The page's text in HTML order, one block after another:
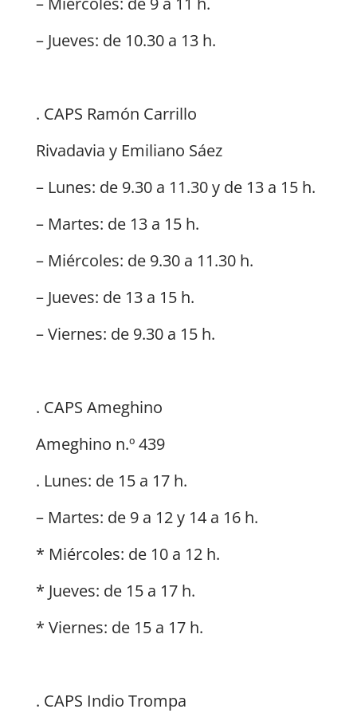
– Jueves: de 10.30 a 13 h.
. CAPS Ramón Carrillo
Rivadavia y Emiliano Sáez
– Lunes: de 9.30 a 11.30 y de 13 a 15 h.
– Martes: de 13 a 15 h.
– Miércoles: de 9.30 a 11.30 h.
– Jueves: de 13 a 15 h.
– Viernes: de 9.30 a 15 h.
. CAPS Ameghino
Ameghino n.º 439
. Lunes: de 15 a 17 h.
– Martes: de 9 a 12 y 14 a 16 h.
* Miércoles: de 10 a 12 h.
* Jueves: de 15 a 17 h.
* Viernes: de 15 a 17 h.
. CAPS Indio Trompa